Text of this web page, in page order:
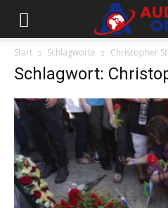
Start Schlagworte Christopher
Schlagwort: